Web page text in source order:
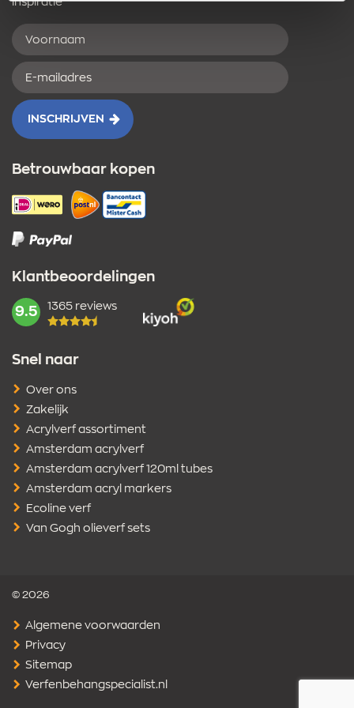
inspiratie
Voornaam
E-
mailadres
INSCHRIJVEN
Betrouwbaar kopen
Klantbeoordelingen
mark:
9.5 1365 reviews
Snel naar
Over ons
Zakelijk
Acrylverf assortiment
Amsterdam acrylverf
Amsterdam acrylverf 120ml tubes
Amsterdam acryl markers
Ecoline verf
Van Gogh olieverf sets
© 2026
Algemene voorwaarden
Privacy
Sitemap
Verfenbehangspecialist.nl